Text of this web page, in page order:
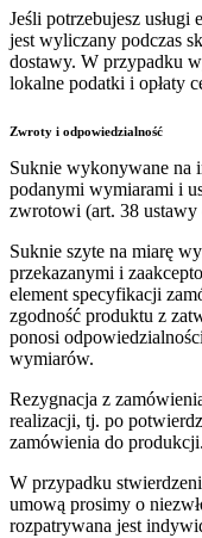
Jeśli potrzebujesz
jest wyliczany podczas
dostawy. W przypadku
lokalne podatki i opłaty
Zwroty i odpowiedzialność
Suknie wykonywane na
podanymi wymiarami i
zwrotowi (art. 38 ustawy
Suknie szyte na miarę
przekazanymi i
element specyfikacji
zgodność produktu z
ponosi
wymiarów.
Rezygnacja z
realizacji, tj. po
zamówienia do produkcji.
W przypadku
umową prosimy o
rozpatrywana jest